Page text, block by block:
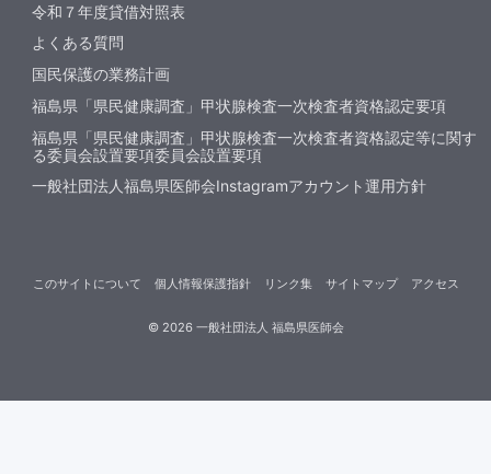
令和７年度貸借対照表
よくある質問
国民保護の業務計画
福島県「県民健康調査」甲状腺検査一次検査者資格認定要項
福島県「県民健康調査」甲状腺検査一次検査者資格認定等に関す
る委員会設置要項委員会設置要項
一般社団法人福島県医師会Instagramアカウント運用方針
© 2026一般社団法人 福島県医師会
このサイトについて 個人情報保護指針 リンク集 サイトマップ アクセス